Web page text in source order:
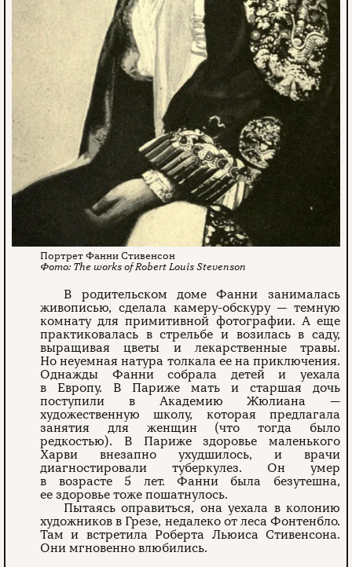
Портрет Фанни Стивенсон
The works of Robert Louis Stevenson
В родительском доме Фанни занималась
живописью, сделала камеру-обскуру — темную
комнату для примитивной фотографии. А еще
практиковалась в стрельбе и возилась в саду,
выращивая цветы и лекарственные травы.
Но неуемная натура толкала ее на приключения.
Однажды Фанни собрала детей и уехала
в Европу. В Париже мать и старшая дочь
поступили в Академию Жюлиана —
художественную школу, которая предлагала
занятия для женщин (что тогда было
редкостью). В Париже здоровье маленького
Харви внезапно ухудшилось, и врачи
диагностировали туберкулез. Он умер
в возрасте 5 лет. Фанни была безутешна,
ее здоровье тоже пошатнулось.
Пытаясь оправиться, она уехала в колонию
художников в Грезе, недалеко от леса Фонтенбло.
Там и встретила Роберта Льюиса Стивенсона.
Они мгновенно влюбились.